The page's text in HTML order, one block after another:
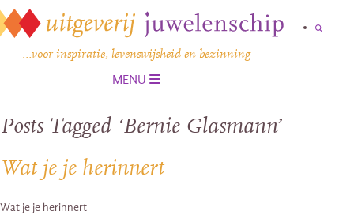
…voor inspiratie, levenswijsheid en bezinning
MENU
Posts Tagged ‘Bernie Glasmann’
Wat je je herinnert
Wat je je herinnert